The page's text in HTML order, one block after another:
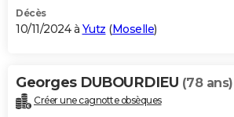
Décès
10/11/2024 à Yutz (Moselle)
Georges DUBOURDIEU (78 ans)
Créer une cagnotte obsèques